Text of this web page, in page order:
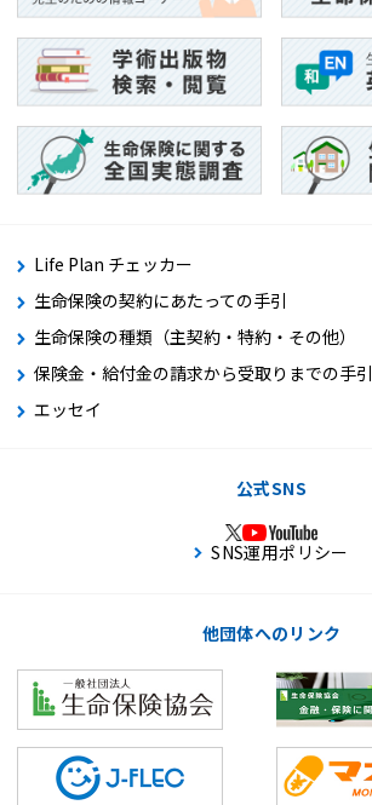
Life Plan チェッカー
生命保険の契約にあたっての手引
生命保険の種類（主契約・特約・その他）
保険金・給付金の請求から受取りまでの手引
エッセイ
公式SNS
SNS運用ポリシー
他団体へのリンク